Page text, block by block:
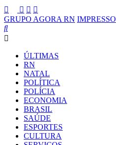
GRUPO AGORA RN IMPRESSO
ÚLTIMAS
RN
NATAL
POLÍTICA
POLÍCIA
ECONOMIA
BRASIL
SAÚDE
ESPORTES
CULTURA